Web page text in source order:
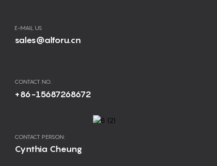
E-MAIL US
sales@alforu.cn
CONTACT NO.
+86-15687268672
CONTACT PERSON:
Cynthia Cheung